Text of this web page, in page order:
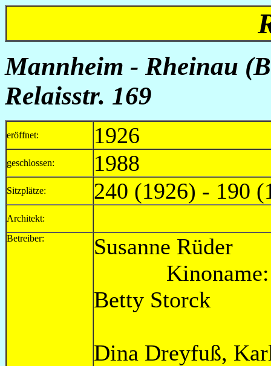
Mannheim - Rheinau
Relaisstr. 169
eröffnet: 1926
geschlossen: 1988
Sitzplätze: 240 (1926) - 190
Architekt:
Betreiber:
Kinoname:
Betty
Dina